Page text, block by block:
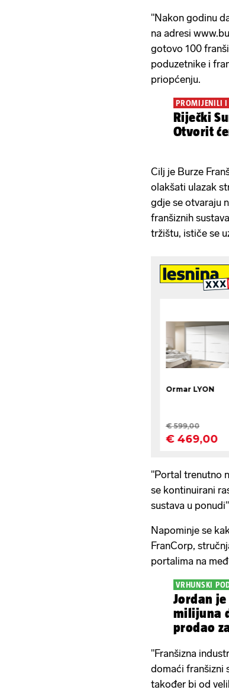
"Nakon godinu
na adresi
gotovo 100
poduzetnike i
priopćenju.
PROMIJENILI
Riječki
Otvorit
Cilj je Burze
olakšati ulazak
gdje se otvaraju
franšiznih
tržištu, ističe se
"Portal trenutno
se kontinuirani
sustava u
Napominje se
FranCorp,
portalima na
VRHUNSKI
Jordan je
milijuna
prodao
"Franšizna
domaći franšizni
također bi od